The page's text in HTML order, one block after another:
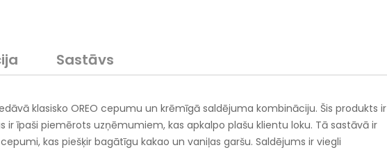
Sastāvs
klasisko OREO cepumu un krēmīgā saldējuma kombināciju. Šis produkts ir
ir īpaši piemērots uzņēmumiem, kas apkalpo plašu klientu loku. Tā sastāvā ir
kas piešķir bagātīgu kakao un vaniļas garšu. Saldējums ir viegli